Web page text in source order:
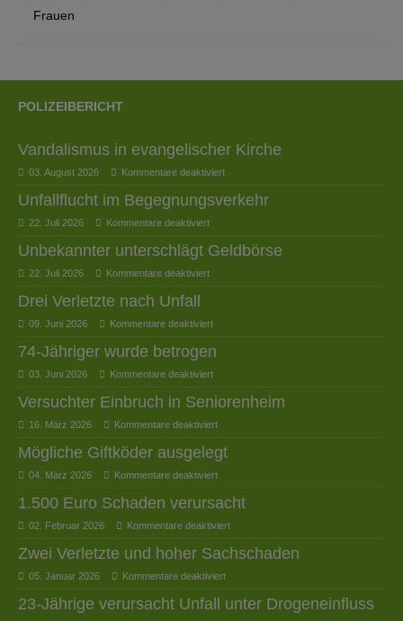
POLIZEIBERICHT
Vandalismus in evangelischer Kirche
03. August 2026 Kommentare deaktiviert
Unfallflucht im Begegnungsverkehr
22. Juli 2026 Kommentare deaktiviert
Unbekannter unterschlägt Geldbörse
22. Juli 2026 Kommentare deaktiviert
Drei Verletzte nach Unfall
09. Juni 2026 Kommentare deaktiviert
74-Jähriger wurde betrogen
03. Juni 2026 Kommentare deaktiviert
Versuchter Einbruch in Seniorenheim
16. März 2026 Kommentare deaktiviert
Mögliche Giftköder ausgelegt
04. März 2026 Kommentare deaktiviert
1.500 Euro Schaden verursacht
02. Februar 2026 Kommentare deaktiviert
Zwei Verletzte und hoher Sachschaden
05. Januar 2026 Kommentare deaktiviert
23-Jährige verursacht Unfall unter Drogeneinfluss